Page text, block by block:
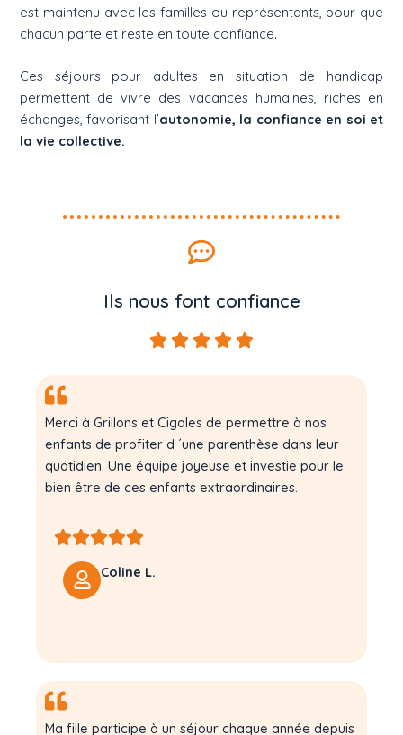
est maintenu avec les familles ou représentants, pour que
chacun parte et reste en toute confiance.
Ces séjours pour adultes en situation de handicap
permettent de vivre des vacances humaines, riches en
échanges, favorisant l’autonomie, la confiance en soi et
la vie collective.
Ils nous font confiance
Merci à Grillons et Cigales de permettre à nos
enfants de profiter d ´une parenthèse dans leur
quotidien. Une équipe joyeuse et investie pour le
bien être de ces enfants extraordinaires.
Coline L.
Ma fille participe à un séjour chaque année depuis